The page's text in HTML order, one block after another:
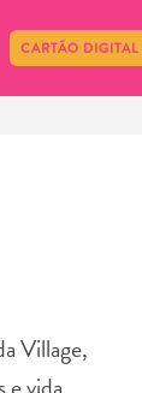
CARTÃO
Village,